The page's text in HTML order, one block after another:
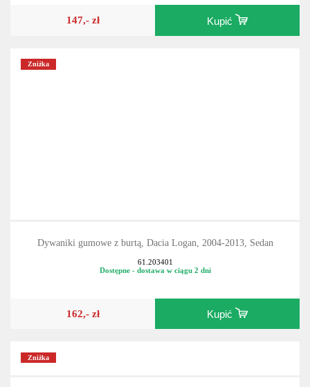
147,- zł Kupić
Zniżka
Dywaniki gumowe z burtą, Dacia Logan, 2004-2013, Sedan
61.203401
Dostępne - dostawa w ciągu 2 dni
162,- zł Kupić
Zniżka